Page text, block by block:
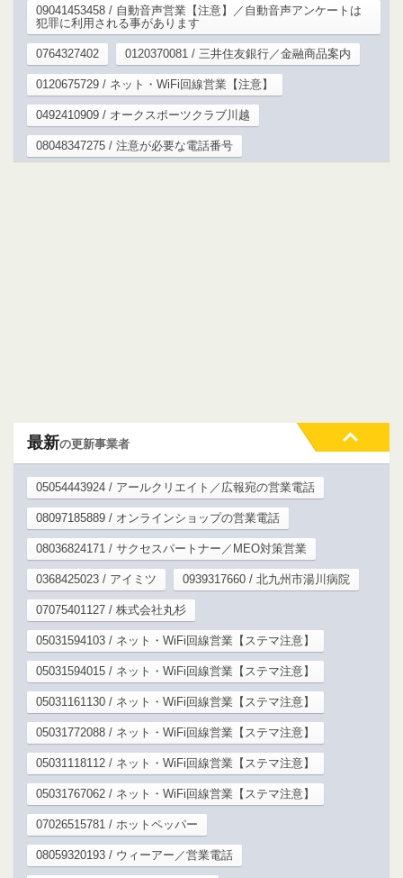
09041453458 / 自動音声営業【注意】／自動音声アンケートは
犯罪に利用される事があります
0764327402 0120370081 / 三井住友銀行／金融商品案内
0120675729 / ネット・WiFi回線営業【注意】
0492410909 / オークスポーツクラブ川越
08048347275 / 注意が必要な電話番号
最新の更新事業者
05054443924 / アールクリエイト／広報宛の営業電話
08097185889 / オンラインショップの営業電話
08036824171 / サクセスパートナー／MEO対策営業
0368425023 / アイミツ 0939317660 / 北九州市湯川病院
07075401127 / 株式会社丸杉
05031594103 / ネット・WiFi回線営業【ステマ注意】
05031594015 / ネット・WiFi回線営業【ステマ注意】
05031161130 / ネット・WiFi回線営業【ステマ注意】
05031772088 / ネット・WiFi回線営業【ステマ注意】
05031118112 / ネット・WiFi回線営業【ステマ注意】
05031767062 / ネット・WiFi回線営業【ステマ注意】
07026515781 / ホットペッパー
08059320193 / ウィーアー／営業電話